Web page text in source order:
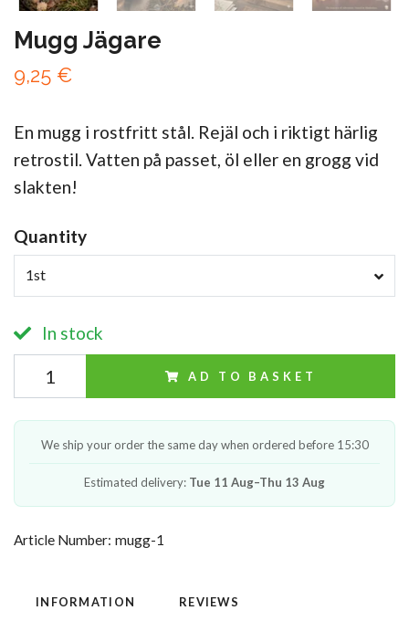
Mugg Jägare
9,25 €
En mugg i rostfritt stål. Rejäl och i riktigt härlig
retrostil. Vatten på passet, öl eller en grogg vid
slakten!
Quantity
1st
In stock
AD TO BASKET
We ship your order the same day when ordered before 15:30
Estimated delivery: Tue 11 Aug–Thu 13 Aug
Article Number: mugg-1
INFORMATION REVIEWS